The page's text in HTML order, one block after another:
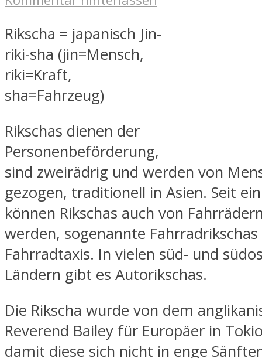
Rikscha = japanisch Jin-
riki-sha (jin=Mensch,
riki=Kraft,
sha=Fahrzeug)
Rikschas dienen der
Personenbeförderung,
sind zweirädrig und werden von
gezogen, traditionell in Asien. Seit
können Rikschas auch von
werden, sogenannte
Fahrradtaxis. In vielen süd- und
Ländern gibt es Autorikschas.
Die Rikscha wurde von dem
Reverend Bailey für Europäer in
damit diese sich nicht in enge